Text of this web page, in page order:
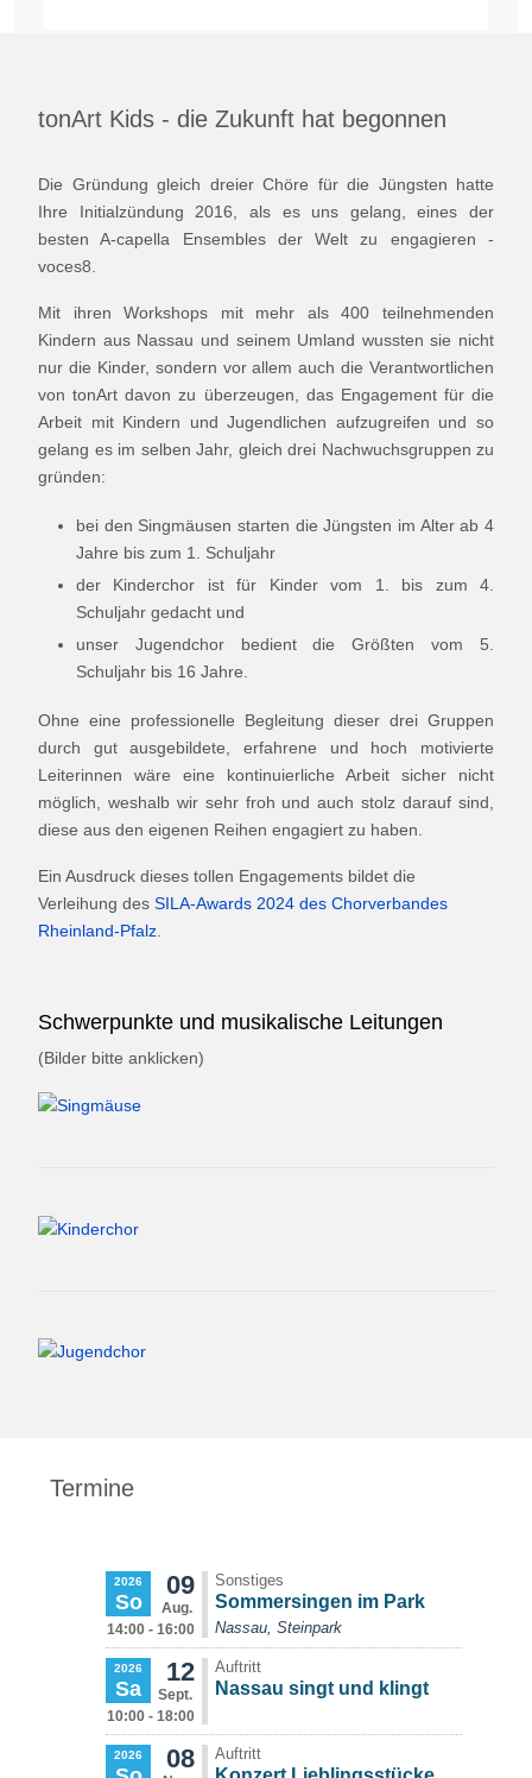
tonArt Kids - die Zukunft hat begonnen
Die Gründung gleich dreier Chöre für die Jüngsten hatte
Ihre Initialzündung 2016, als es uns gelang, eines der
besten A-capella Ensembles der Welt zu engagieren -
voces8.
Mit ihren Workshops mit mehr als 400 teilnehmenden
Kindern aus Nassau und seinem Umland wussten sie nicht
nur die Kinder, sondern vor allem auch die Verantwortlichen
von tonArt davon zu überzeugen, das Engagement für die
Arbeit mit Kindern und Jugendlichen aufzugreifen und so
gelang es im selben Jahr, gleich drei Nachwuchsgruppen zu
gründen:
bei den Singmäusen starten die Jüngsten im Alter ab 4
Jahre bis zum 1. Schuljahr
der Kinderchor ist für Kinder vom 1. bis zum 4.
Schuljahr gedacht und
unser Jugendchor bedient die Größten vom 5.
Schuljahr bis 16 Jahre.
Ohne eine professionelle Begleitung dieser drei Gruppen
durch gut ausgebildete, erfahrene und hoch motivierte
Leiterinnen wäre eine kontinuierliche Arbeit sicher nicht
möglich, weshalb wir sehr froh und auch stolz darauf sind,
diese aus den eigenen Reihen engagiert zu haben.
Ein Ausdruck dieses tollen Engagements bildet die
Verleihung des SILA-Awards 2024 des Chorverbandes
Rheinland-Pfalz
Schwerpunkte und musikalische Leitungen
(Bilder bitte anklicken)
Termine